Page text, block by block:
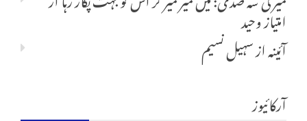
امتیاز وحید
آئینہازسہیل نسیم
آرکائیوز